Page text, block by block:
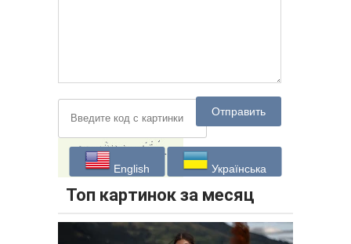
Отправить
English Українська
Топ картинок за месяц